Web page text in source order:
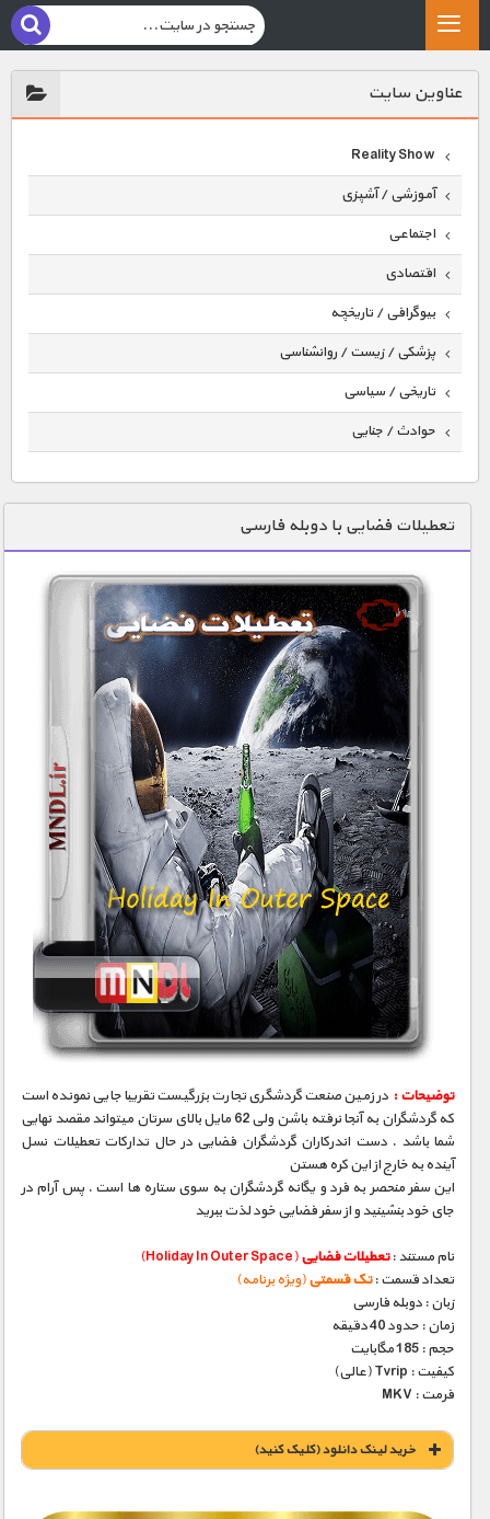
عناوين سايت
Reality Show
آموزشی / آشپزی
اجتماعی
اقتصادی
بیوگرافی / تاریخچه
پزشکی / زیست / روانشناسی
تاریخی / سیاسی
حوادث / جنایی
دنیای خوراکی ها
زمین شناسی / محیط زیست
سازه/ معماری/ مهندسی
سرگرمی
شناخت کودکان
علم و فناوری
فرهنگ / هنر
کیهان / نجوم
گردشگری
ماورایی
مسابقات / ورزشی
مستند های اختصاصی
تعطیلات فضایی با دوبله فارسی
توضیحات : در زمین صنعت گردشگری تجارت بزرگیست تقریبا جایی نمونده است
که گردشگران به آنجا نرفته باشن ولی 62 مایل بالای سرتان میتواند مقصد نهایی
شما باشد . دست اندرکاران گردشگران فضایی در حال تدارکات تعطیلات نسل
آینده به خارج از این کره هستن
این سفر منحصر به فرد و یگانه گردشگران به سوی ستاره ها است . پس آرام در
جای خود بنشینید و از سفر فضایی خود لذت ببرید
نام مستند :تعطیلات فضایی(Holiday In Outer Space)
تعداد قسمت :تک قسمتی(ویژه برنامه)
زبان : دوبله فارسی
زمان : حدود 40 دقیقه
حجم : 185 مگابایت
کیفیت : Tvrip (عالی)
فرمت : MKV
خريد لينک دانلود (کليک کنيد)